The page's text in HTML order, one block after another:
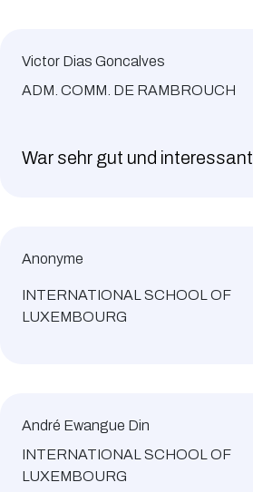
Victor Dias Goncalves
ADM. COMM. DE RAMBROUCH
War sehr gut und interessant
Anonyme
INTERNATIONAL SCHOOL OF
LUXEMBOURG
André Ewangue Din
INTERNATIONAL SCHOOL OF
LUXEMBOURG